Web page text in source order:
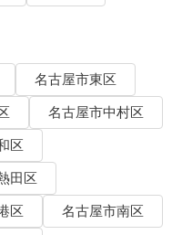
名古屋市東区
名古屋市中村区
区
田区
区
名古屋市南区